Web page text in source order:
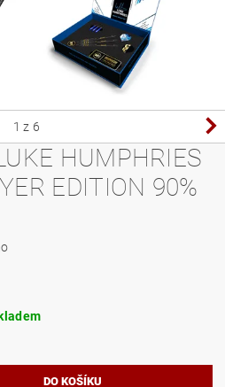
1 z 6
HUMPHRIES
EDITION 90%